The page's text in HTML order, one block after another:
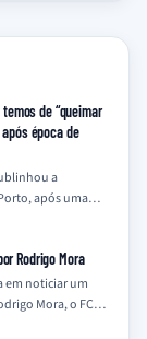
de “queimar
época de
a
após uma
Rodrigo Mora
em noticiar um
Mora, o FC